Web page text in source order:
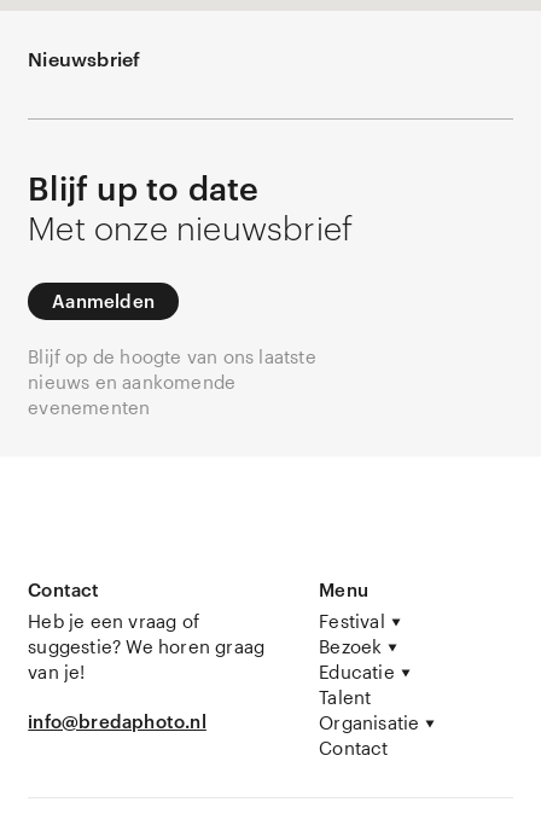
Nieuwsbrief
Blijf up to date
Met onze nieuwsbrief
Aanmelden
Blijf op de hoogte van ons laatste
nieuws en aankomende
evenementen
Contact
Heb je een vraag of
suggestie? We horen graag
van je!
info@bredaphoto.nl
Menu
Festival
Bezoek
Educatie
Talent
Organisatie
Contact